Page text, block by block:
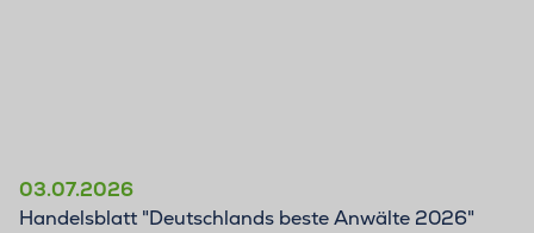
03.07.2026
Handelsblatt "Deutschlands beste Anwälte 2026"